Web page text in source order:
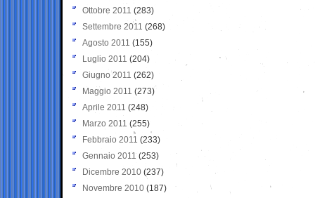
Ottobre 2011 (283)
Settembre 2011 (268)
Agosto 2011 (155)
Luglio 2011 (204)
Giugno 2011 (262)
Maggio 2011 (273)
Aprile 2011 (248)
Marzo 2011 (255)
Febbraio 2011 (233)
Gennaio 2011 (253)
Dicembre 2010 (237)
Novembre 2010 (187)